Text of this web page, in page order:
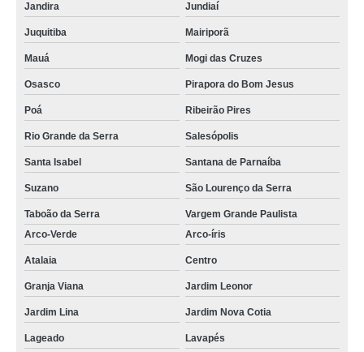
Jandira Jundiaí
Juquitiba Mairiporã
Mauá Mogi das Cruzes
Osasco Pirapora do Bom Jesus
Poá Ribeirão Pires
Rio Grande da Serra Salesópolis
Santa Isabel Santana de Parnaíba
Suzano São Lourenço da Serra
Taboão da Serra
Vargem Grande Paulista
Arco-Verde
Arco-íris
Atalaia Centro
Granja Viana Jardim Leonor
Jardim Lina Jardim Nova Cotia
Lageado Lavapés